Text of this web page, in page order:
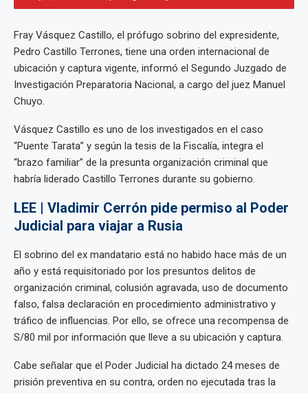
Fray Vásquez Castillo, el prófugo sobrino del expresidente,
Pedro Castillo Terrones, tiene una orden internacional de
ubicación y captura vigente, informó el Segundo Juzgado de
Investigación Preparatoria Nacional, a cargo del juez Manuel
Chuyo.
Vásquez Castillo es uno de los investigados en el caso
“Puente Tarata” y según la tesis de la Fiscalía, integra el
“brazo familiar” de la presunta organización criminal que
habría liderado Castillo Terrones durante su gobierno.
LEE | Vladimir Cerrón pide permiso al Poder
Judicial para viajar a Rusia
El sobrino del ex mandatario está no habido hace más de un
año y está requisitoriado por los presuntos delitos de
organización criminal, colusión agravada, uso de documento
falso, falsa declaración en procedimiento administrativo y
tráfico de influencias. Por ello, se ofrece una recompensa de
S/80 mil por información que lleve a su ubicación y captura.
Cabe señalar que el Poder Judicial ha dictado 24 meses de
prisión preventiva en su contra, orden no ejecutada tras la